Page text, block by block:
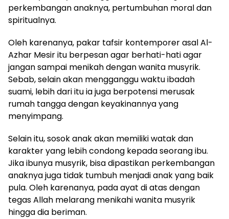
perkembangan anaknya, pertumbuhan moral dan
spiritualnya.
Oleh karenanya, pakar tafsir kontemporer asal Al-
Azhar Mesir itu berpesan agar berhati-hati agar
jangan sampai menikah dengan wanita musyrik.
Sebab, selain akan mengganggu waktu ibadah
suami, lebih dari itu ia juga berpotensi merusak
rumah tangga dengan keyakinannya yang
menyimpang.
Selain itu, sosok anak akan memiliki watak dan
karakter yang lebih condong kepada seorang ibu.
Jika ibunya musyrik, bisa dipastikan perkembangan
anaknya juga tidak tumbuh menjadi anak yang baik
pula. Oleh karenanya, pada ayat di atas dengan
tegas Allah melarang menikahi wanita musyrik
hingga dia beriman.